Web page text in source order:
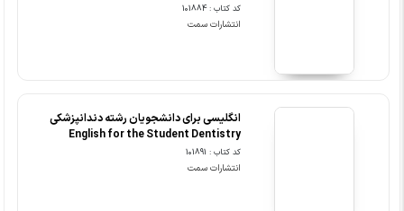
کد کتاب : 101884
انتشارات سمت
انگلیسی برای دانشجویان رشته دندانپزشکی
English for the Student Dentistry
کد کتاب : 101891
انتشارات سمت